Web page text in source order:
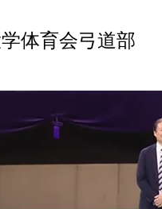
体育会弓道部